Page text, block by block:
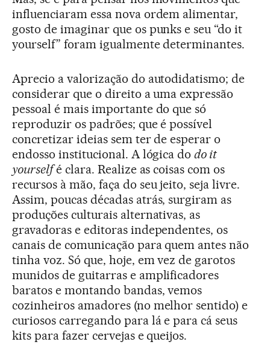
influenciaram essa nova ordem alimentar,
gosto de imaginar que os punks e seu “do it
yourself” foram igualmente determinantes.
Aprecio a valorização do autodidatismo; de
considerar que o direito a uma expressão
pessoal é mais importante do que só
reproduzir os padrões; que é possível
concretizar ideias sem ter de esperar o
endosso institucional. A lógica dodo it
yourselfé clara. Realize as coisas com os
recursos à mão, faça do seu jeito, seja livre.
Assim, poucas décadas atrás, surgiram as
produções culturais alternativas, as
gravadoras e editoras independentes, os
canais de comunicação para quem antes não
tinha voz. Só que, hoje, em vez de garotos
munidos de guitarras e amplificadores
baratos e montando bandas, vemos
cozinheiros amadores (no melhor sentido) e
curiosos carregando para lá e para cá seus
kits para fazer cervejas e queijos.